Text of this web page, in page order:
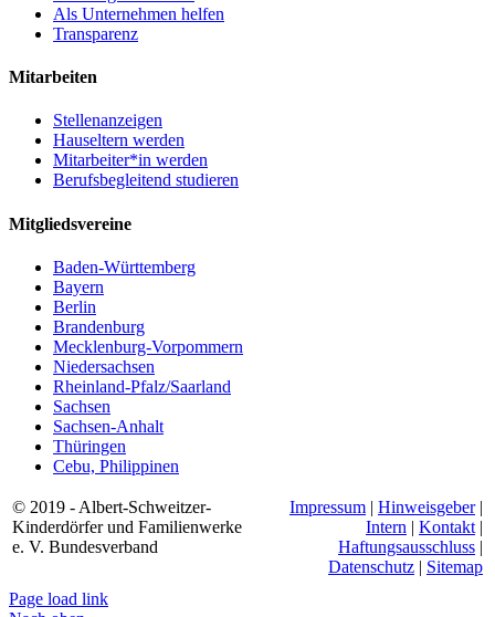
Als Unternehmen helfen
Transparenz
Mitarbeiten
Stellenanzeigen
Hauseltern werden
Mitarbeiter*in werden
Berufsbegleitend studieren
Mitgliedsvereine
Baden-Württemberg
Bayern
Berlin
Brandenburg
Mecklenburg-Vorpommern
Niedersachsen
Rheinland-Pfalz/Saarland
Sachsen
Sachsen-Anhalt
Thüringen
Cebu, Philippinen
© 2019 - Albert-Schweitzer-
Kinderdörfer und Familienwerke
e. V. Bundesverband
Impressum | Hinweisgeber|
Intern | Kontakt |
Haftungsausschluss |
Datenschutz | Sitemap
Page load link